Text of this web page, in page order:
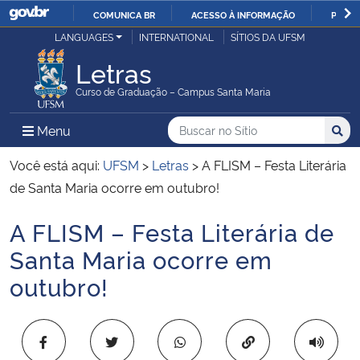
IR
COMUNICA BR ACESSO À INFORMAÇÃO
Ministério da Justiça e Segurança Pública
Ministério da Defesa
Ministério das Relações Exteriores
Ministério da Infraestrutura
Ministério da Agricultura, Pecuária e Abastecimento
Ministério da Educação
LANGUAGES INTERNATIONAL SÍTIOS DA UFSM
Letras
Curso de Graduação – Campus Santa Maria
Menu Menu Principal do Sítio
Busca
Buscar no no Sítio
Busca:
Você está aqui: UFSM > Letras >A FLISM – Festa Literária
de Santa Maria ocorre em outubro!
Início do conteúdo
A FLISM – Festa Literária de
Santa Maria ocorre em
outubro!
Copiar para área